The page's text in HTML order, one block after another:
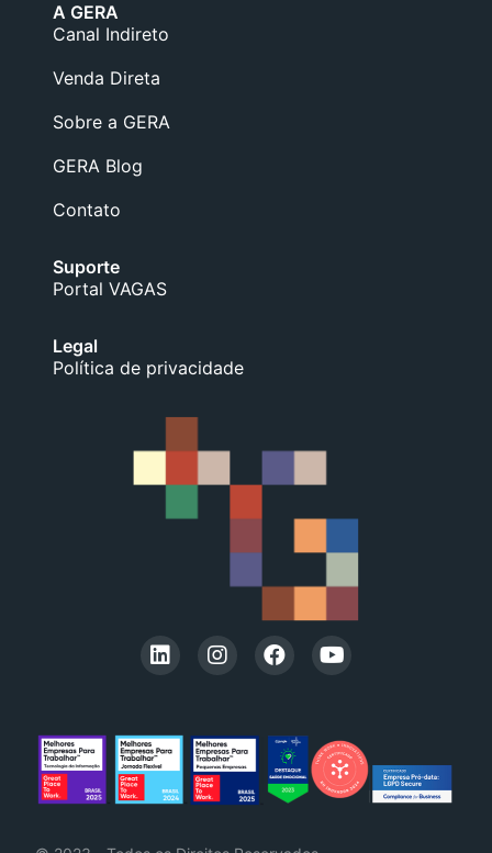
A GERA
Canal Indireto
Venda Direta
Sobre a GERA
GERA Blog
Contato
Suporte
Portal VAGAS
Legal
Política de privacidade